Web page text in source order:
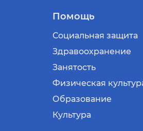
Помощь
Социальная защита
Здравоохранение
Занятость
Физическая
Образование
Культура